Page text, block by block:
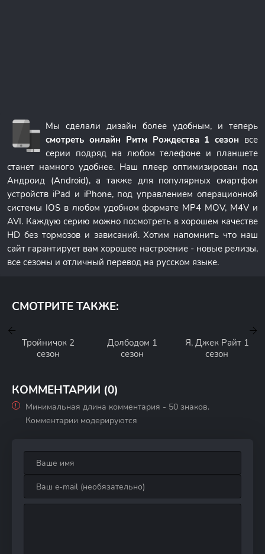
Мы сделали дизайн более удобным, и теперь
смотреть онлайн Ритм Рождества 1 сезон все
серии подряд на любом телефоне и планшете
станет намного удобнее. Наш плеер оптимизирован под
Андроид (Android), а также для популярных смартфон
устройств iPad и iPhone, под управлением операционной
системы IOS в любом удобном формате MP4 MOV, M4V и
AVI. Каждую серию можно посмотреть в хорошем качестве
HD без тормозов и зависаний. Хотим напомнить что наш
сайт гарантирует вам хорошее настроение - новые релизы,
все сезоны и отличный перевод на русском языке.
СМОТРИТЕ ТАКЖЕ:
Тройничок 2
сезон
Долбодом 1
сезон
Я, Джек Райт 1
сезон
КОММЕНТАРИИ (0)
Минимальная длина комментария - 50 знаков.
Комментарии модерируются